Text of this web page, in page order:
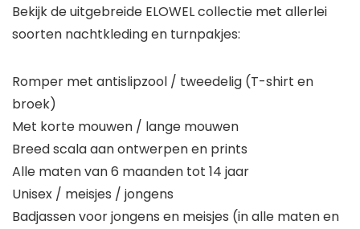
Bekijk de uitgebreide ELOWELcollectie met allerlei
soorten nachtkleding en turnpakjes:
Romper met antislipzool / tweedelig (T-shirt en
broek)
Met korte mouwen / lange mouwen
Breed scala aan ontwerpen en prints
Alle maten van 6 maanden tot 14 jaar
Unisex / meisjes / jongens
Badjassen voor jongens en meisjes (in alle maten en